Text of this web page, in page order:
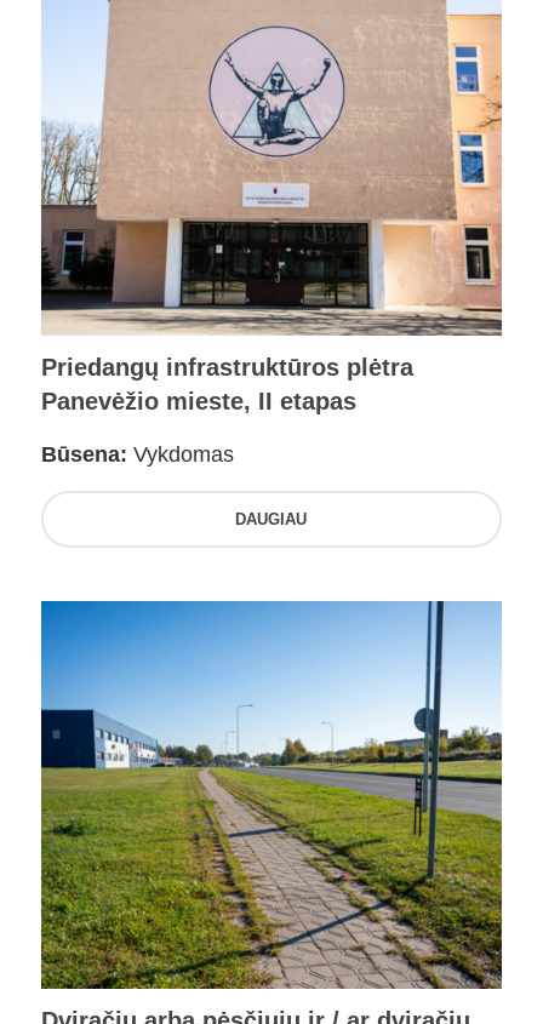
Priedangų infrastruktūros plėtra
Panevėžio mieste, II etapas
Būsena: Vykdomas
DAUGIAU